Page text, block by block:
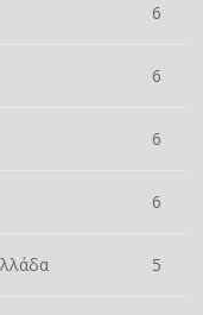
6
6
6
6
5